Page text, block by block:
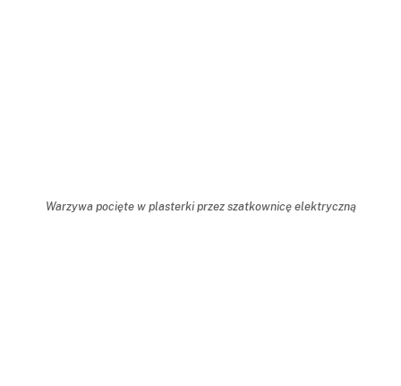
Warzywa pocięte w plasterki przez szatkownicę elektryczną